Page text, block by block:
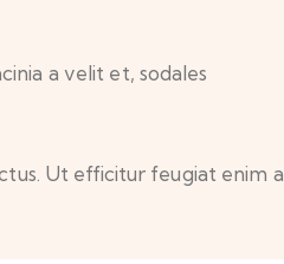
a velit et, sodales
Ut efficitur feugiat enim a